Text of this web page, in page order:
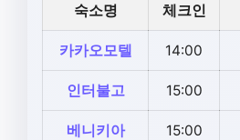
숙소명 체크인
카카오모텔 14:00
인터불고 15:00
베니키아 15:00